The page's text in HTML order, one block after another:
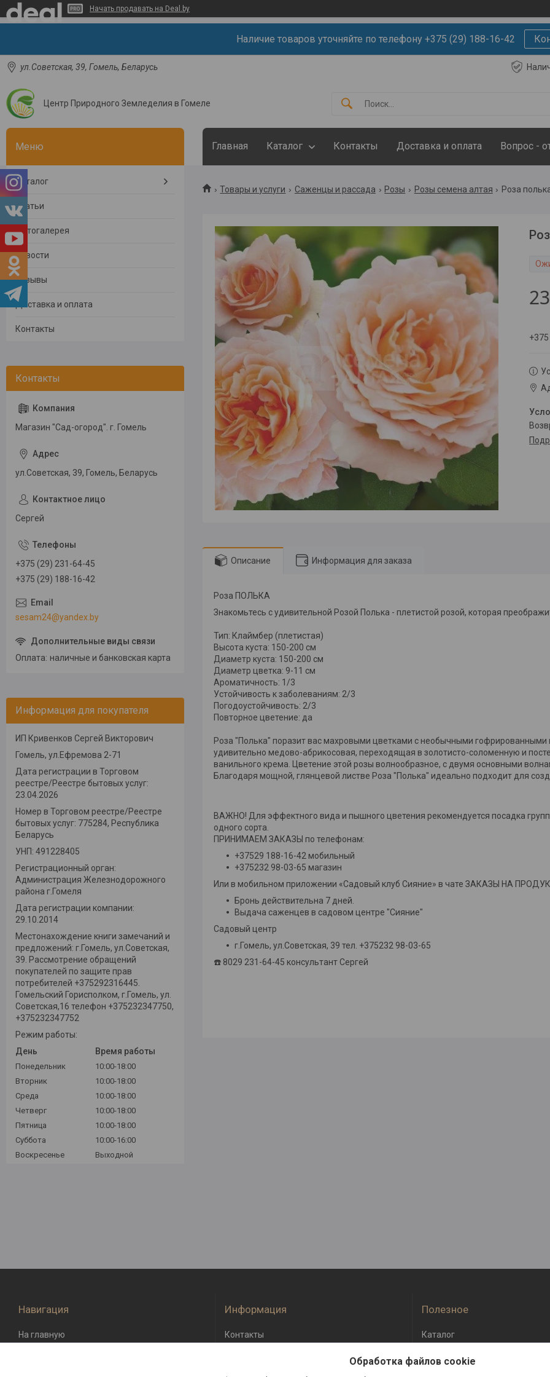
Начать продавать на Deal.by
Наличие товаров уточняйте по телефону +375 (29) 188-16-42
ул.Советская, 39, Гомель, Беларусь
Центр Природного Земледелия в Гомеле
Главная Каталог Контакты Доставка и оплата Вопрос -
Товары и услуги Саженцы и рассада Розы Розы семена алтая Роза
Описание Информация для заказа
Роза ПОЛЬКА
Знакомьтесь с удивительной Розой Полька - плетистой розой, которая
Тип: Клаймбер (плетистая)
Высота куста: 150-200 см
Диаметр куста: 150-200 см
Диаметр цветка: 9-11 см
Ароматичность: 1/3
Устойчивость к заболеваниям: 2/3
Погодоустойчивость: 2/3
Повторное цветение: да
Роза "Полька" поразит вас махровыми цветками с необычными гофрированными
удивительно медово-абрикосовая, переходящая в золотисто-соломенную и
ванильного крема. Цветение этой розы волнообразное, с двумя основными
Благодаря мощной, глянцевой листве Роза "Полька" идеально подходит для
ВАЖНО! Для эффектного вида и пышного цветения рекомендуется посадка
одного сорта.
ПРИНИМАЕМ ЗАКАЗЫ по телефонам:
+37529 188-16-42 мобильный
+375232 98-03-65 магазин
Или в мобильном приложении «Садовый клуб Сияние» в чате ЗАКАЗЫ НА
Бронь действительна 7 дней.
Выдача саженцев в садовом центре "Сияние"
Садовый центр
г.Гомель, ул.Советская, 39 тел. +375232 98-03-65
☎️ 8029 231-64-45 консультант Сергей
Каталог
Статьи
Фотогалерея
Новости
Отзывы
Доставка и оплата
Контакты
Магазин "Сад-огород". г. Гомель
ул.Советская, 39, Гомель, Беларусь
Сергей
+375 (29) 231-64-45
+375 (29) 188-16-42
sesam24@yandex.by
Оплата наличные и банковская карта
Информация для покупателя
ИП Кривенков Сергей Викторович
Гомель, ул.Ефремова 2-71
Дата регистрации в Торговом
реестре/Реестре бытовых услуг:
23.04.2026
Номер в Торговом реестре/Реестре
бытовых услуг: 775284, Республика
Беларусь
УНП: 491228405
Регистрационный орган:
Администрация Железнодорожного
района г.Гомеля
Дата регистрации компании:
29.10.2014
Местонахождение книги замечаний и
предложений: г.Гомель, ул.Советская,
39. Рассмотрение обращений
покупателей по защите прав
потребителей +375292316445.
Гомельский Горисполком, г.Гомель, ул.
Советская,16 телефон +375232347750,
+375232347752
Режим работы:
День
Время работы
Понедельник
10:00-18:00
Вторник
10:00-18:00
Среда
10:00-18:00
Четверг
10:00-18:00
Пятница
10:00-18:00
Суббота
10:00-16:00
Воскресенье
Выходной
Навигация
На главную
Информация
Контакты
Полезное
Каталог
Обработка файлов cookie